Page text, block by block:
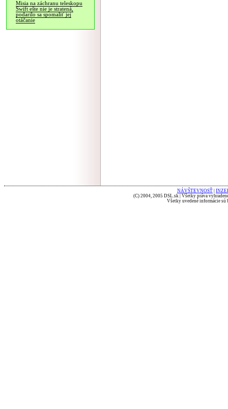
Misia na záchranu teleskopu
Swift ešte nie je stratená,
podarilo sa spomaliť jej
otáčanie
NÁVŠTEVNOSŤ
(C) 2004, 2005 DSL.sk | Všetky práva
Všetky uvedené informácie sú